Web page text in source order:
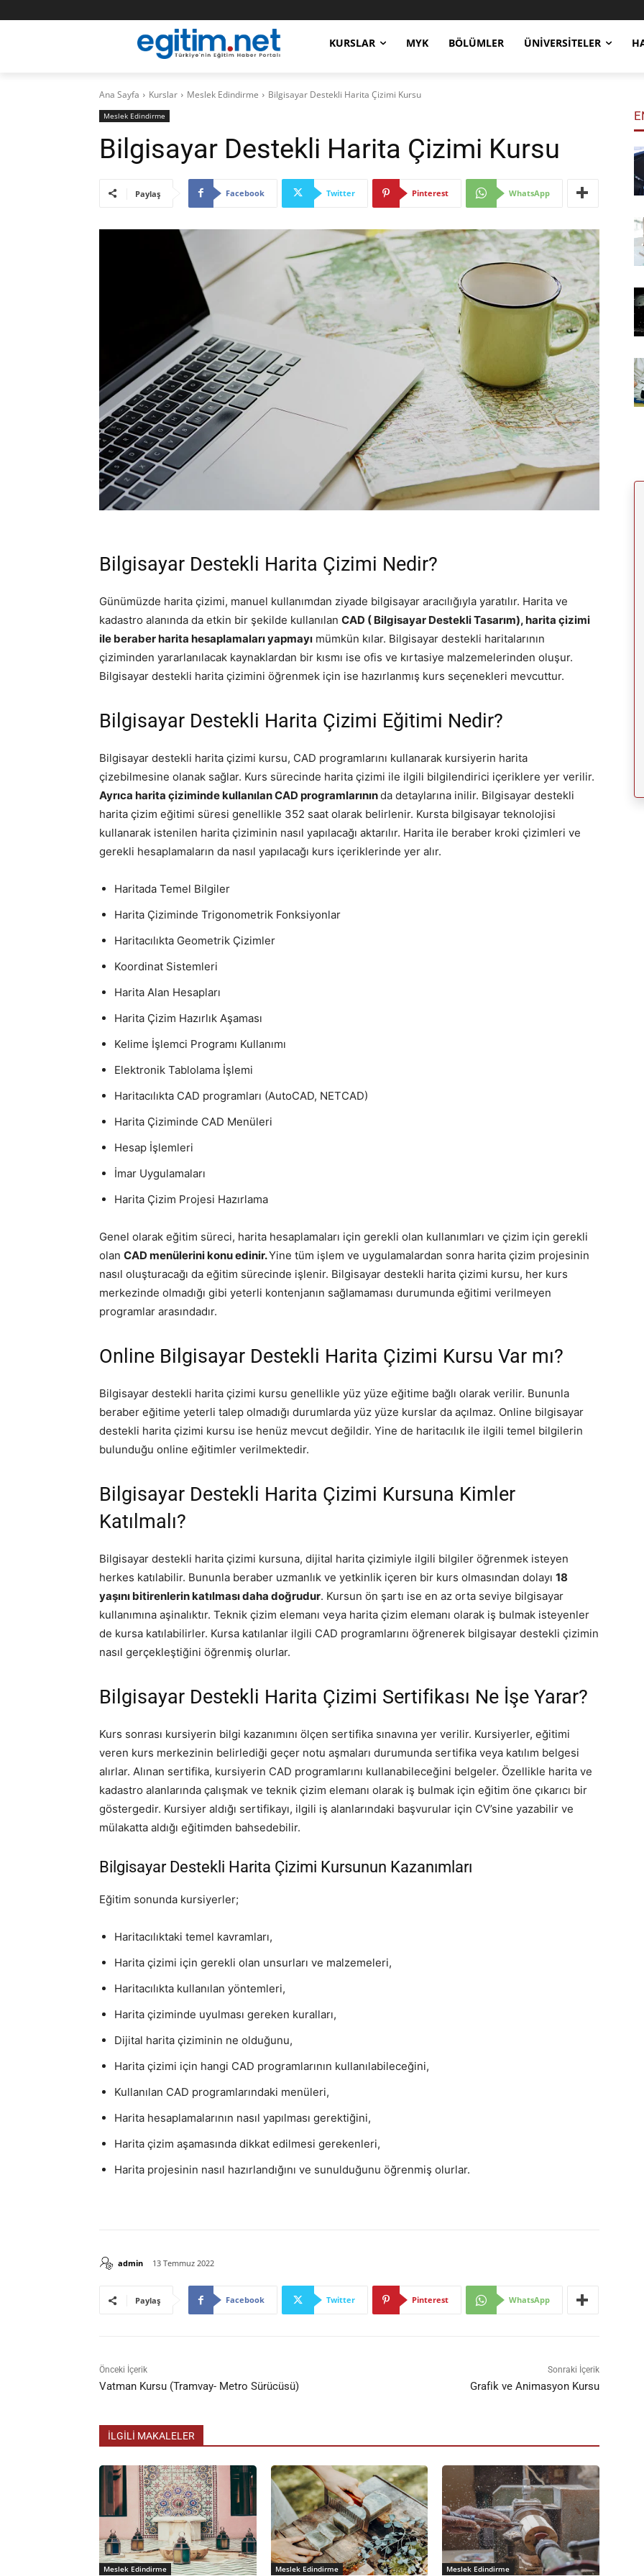
KURSLAR MYK BÖLÜMLER ÜNIVERSITELER
Ana Sayfa Kurslar Meslek Edindirme Bilgisayar Destekli Harita Çizimi Kursu
Meslek Edindirme
Bilgisayar Destekli Harita Çizimi Kursu
Paylaş Facebook Twitter Pinterest WhatsApp
Bilgisayar Destekli Harita Çizimi Nedir?
Günümüzde harita çizimi, manuel kullanımdan ziyade bilgisayar aracılığıyla yaratılır. Harita ve
kadastro alanında da etkin bir şekilde kullanılan CAD ( Bilgisayar Destekli Tasarım), harita çizimi
ile beraber harita hesaplamaları yapmayı mümkün kılar. Bilgisayar destekli haritalarının
çiziminden yararlanılacak kaynaklardan bir kısmı ise ofis ve kırtasiye malzemelerinden oluşur.
Bilgisayar destekli harita çizimini öğrenmek için ise hazırlanmış kurs seçenekleri mevcuttur.
Bilgisayar Destekli Harita Çizimi Eğitimi Nedir?
Bilgisayar destekli harita çizimi kursu, CAD programlarını kullanarak kursiyerin harita
çizebilmesine olanak sağlar. Kurs sürecinde harita çizimi ile ilgili bilgilendirici içeriklere yer verilir.
Ayrıca harita çiziminde kullanılan CAD programlarınında detaylarına inilir. Bilgisayar destekli
harita çizim eğitimi süresi genellikle 352 saat olarak belirlenir. Kursta bilgisayar teknolojisi
kullanarak istenilen harita çiziminin nasıl yapılacağı aktarılır. Harita ile beraber kroki çizimleri ve
gerekli hesaplamaların da nasıl yapılacağı kurs içeriklerinde yer alır.
Haritada Temel Bilgiler
Harita Çiziminde Trigonometrik Fonksiyonlar
Haritacılıkta Geometrik Çizimler
Koordinat Sistemleri
Harita Alan Hesapları
Harita Çizim Hazırlık Aşaması
Kelime İşlemci Programı Kullanımı
Elektronik Tablolama İşlemi
Haritacılıkta CAD programları (AutoCAD, NETCAD)
Harita Çiziminde CAD Menüleri
Hesap İşlemleri
İmar Uygulamaları
Harita Çizim Projesi Hazırlama
Genel olarak eğitim süreci, harita hesaplamaları için gerekli olan kullanımları ve çizim için gerekli
olan CAD menülerini konu edinir.Yine tüm işlem ve uygulamalardan sonra harita çizim projesinin
nasıl oluşturacağı da eğitim sürecinde işlenir. Bilgisayar destekli harita çizimi kursu, her kurs
merkezinde olmadığı gibi yeterli kontenjanın sağlamaması durumunda eğitimi verilmeyen
programlar arasındadır.
Online Bilgisayar Destekli Harita Çizimi Kursu Var mı?
Bilgisayar destekli harita çizimi kursu genellikle yüz yüze eğitime bağlı olarak verilir. Bununla
beraber eğitime yeterli talep olmadığı durumlarda yüz yüze kurslar da açılmaz. Online bilgisayar
destekli harita çizimi kursu ise henüz mevcut değildir. Yine de haritacılık ile ilgili temel bilgilerin
bulunduğu online eğitimler verilmektedir.
Bilgisayar Destekli Harita Çizimi Kursuna Kimler
Katılmalı?
Bilgisayar destekli harita çizimi kursuna, dijital harita çizimiyle ilgili bilgiler öğrenmek isteyen
herkes katılabilir. Bununla beraber uzmanlık ve yetkinlik içeren bir kurs olmasından dolayı 18
yaşını bitirenlerin katılması daha doğrudur. Kursun ön şartı ise en az orta seviye bilgisayar
kullanımına aşinalıktır. Teknik çizim elemanı veya harita çizim elemanı olarak iş bulmak isteyenler
de kursa katılabilirler. Kursa katılanlar ilgili CAD programlarını öğrenerek bilgisayar destekli çizimin
nasıl gerçekleştiğini öğrenmiş olurlar.
Bilgisayar Destekli Harita Çizimi Sertifikası Ne İşe Yarar?
Kurs sonrası kursiyerin bilgi kazanımını ölçen sertifika sınavına yer verilir. Kursiyerler, eğitimi
veren kurs merkezinin belirlediği geçer notu aşmaları durumunda sertifika veya katılım belgesi
alırlar. Alınan sertifika, kursiyerin CAD programlarını kullanabileceğini belgeler. Özellikle harita ve
kadastro alanlarında çalışmak ve teknik çizim elemanı olarak iş bulmak için eğitim öne çıkarıcı bir
göstergedir. Kursiyer aldığı sertifikayı, ilgili iş alanlarındaki başvurular için CV’sine yazabilir ve
mülakatta aldığı eğitimden bahsedebilir.
Bilgisayar Destekli Harita Çizimi Kursunun Kazanımları
Eğitim sonunda kursiyerler;
Haritacılıktaki temel kavramları,
Harita çizimi için gerekli olan unsurları ve malzemeleri,
Haritacılıkta kullanılan yöntemleri,
Harita çiziminde uyulması gereken kuralları,
Dijital harita çiziminin ne olduğunu,
Harita çizimi için hangi CAD programlarının kullanılabileceğini,
Kullanılan CAD programlarındaki menüleri,
Harita hesaplamalarının nasıl yapılması gerektiğini,
Harita çizim aşamasında dikkat edilmesi gerekenleri,
Harita projesinin nasıl hazırlandığını ve sunulduğunu öğrenmiş olurlar.
admin 13 Temmuz 2022
Paylaş Facebook Twitter Pinterest WhatsApp
Önceki İçerik
Vatman Kursu (Tramvay- Metro Sürücüsü)
Sonraki İçerik
Grafik ve Animasyon Kursu
İLGİLİ MAKALELER
Meslek Edindirme Meslek Edindirme Meslek Edindirme